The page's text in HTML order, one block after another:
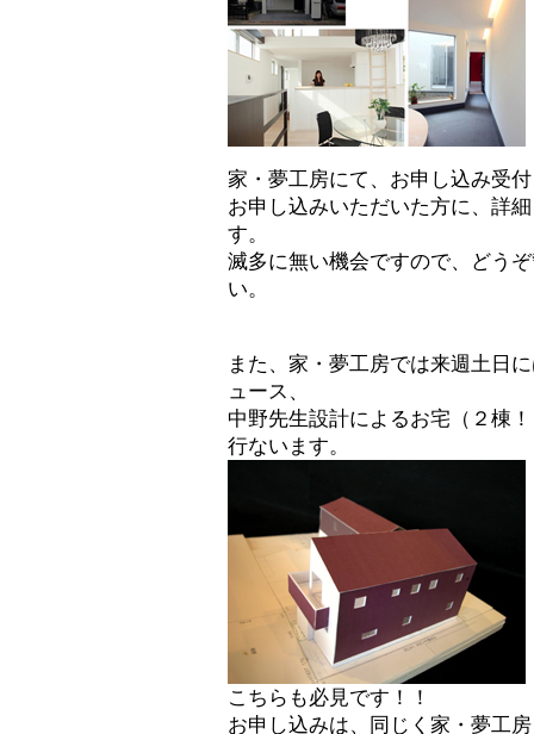
家・夢工房にて、お申し込み受
お申し込みいただいた方に、詳
す。
滅多に無い機会ですので、どう
い。
また、家・夢工房では来週土日
ュース、
中野先生設計によるお宅（２棟
行ないます。
こちらも必見です！！
お申し込みは、同じく家・夢工